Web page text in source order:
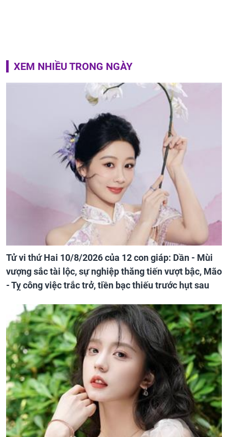
XEM NHIỀU TRONG NGÀY
Tử vi thứ Hai 10/8/2026 của 12 con giáp: Dần - Mùi
vượng sắc tài lộc, sự nghiệp thăng tiến vượt bậc, Mão
- Tỵ công việc trắc trở, tiền bạc thiếu trước hụt sau